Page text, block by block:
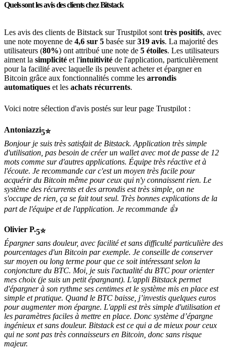
Quels sont les avis des clients chez Bitstack
Les avis des clients de Bitstack sur Trustpilot sont très positifs, avec
une note moyenne de 4,6 sur 5 basée sur319 avis. La majorité des
utilisateurs (80%) ont attribué une note de 5 étoiles. Les utilisateurs
aiment la simplicité et l'intuitivité de l'application, particulièrement
pour la facilité avec laquelle ils peuvent acheter et épargner en
Bitcoin grâce aux fonctionnalités comme les arrondis
automatiques et les achats récurrents.
Voici notre sélection d'avis postés sur leur page Trustpilot :
Antoniazzi5
Bonjour je suis très satisfait de Bitstack. Application très simple
d'utilisation, pas besoin de créer un wallet avec mot de passe de 12
mots comme sur d'autres applications. Équipe très réactive et à
l'écoute. Je recommande car c'est un moyen très facile pour
acquérir du Bitcoin même pour ceux qui n'y connaissent rien. Le
système des récurrents et des arrondis est très simple, on ne
s'occupe de rien, ça se fait tout seul. Très bonnes explications de la
part de l'équipe et de l'application. Je recommande 👍
Olivier P.5
Épargner sans douleur, avec facilité et sans difficulté particulière des
pourcentages d'un Bitcoin par exemple. Je conseille de conserver
sur moyen ou long terme pour que ce soit intéressant selon la
conjoncture du BTC. Moi, je suis l'actualité du BTC pour orienter
mes choix (je suis un petit épargnant). L'appli Bitstack permet
d'épargner à son rythme ses centimes et le système mis en place est
simple et pratique. Quand le BTC baisse, j’investis quelques euros
pour augmenter mon épargne. L'appli est très simple d'utilisation et
les paramètres faciles à mettre en place. Donc système d’épargne
ingénieux et sans douleur. Bitstack est ce qui a de mieux pour ceux
qui ne sont pas très connaisseurs en Bitcoin, donc sans risque
majeur.